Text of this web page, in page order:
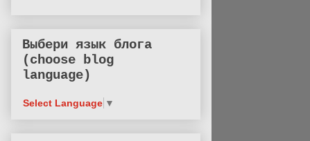
Выбери язык блога
(choose blog
language)
Select Language ▼